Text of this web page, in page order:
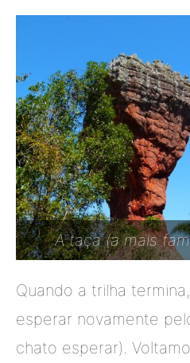
A taça (a mais
Quando a trilha
esperar novamente
chato esperar).